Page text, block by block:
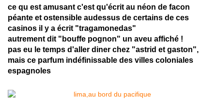
ce qu est amusant c'est qu'écrit au néon de facon
péante et ostensible audessus de certains de ces
casinos il y a écrit "tragamonedas"
autrement dit "bouffe pognon" un aveu affiché !
pas eu le temps d'aller diner chez "astrid et gaston",
mais ce parfum indéfinissable des villes coloniales
espagnoles